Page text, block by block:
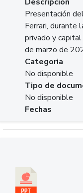
Presentación
Ferrari, durante
privado y
de marzo de
Categoria
No disponible
Tipo de
No disponible
Fechas